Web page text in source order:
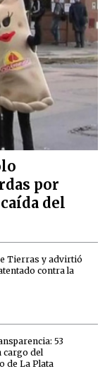
por
del
Tierras y advirtió
contra la
53
cargo del
de La Plata